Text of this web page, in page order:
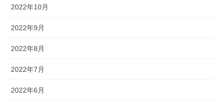
2022年10月
2022年9月
2022年8月
2022年7月
2022年6月